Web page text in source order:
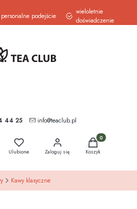
personalne podejście
wieloletnie
doświadczenie
44 25 info@teaclub.pl
wyszukiwarkę
Ulubione Zaloguj się
Produkty w
Koszyk
Kawy klasyczne